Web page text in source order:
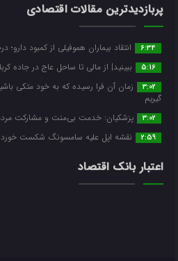
پربازدیدترین مقالات اقتصادی
6:34 انتقاد بیماران هموفیلی از کمبود دارو؛
5:16 ببینید| از مالی تا ساحل عاج در جاده
3:02
زمان آن فرا رسیده که به خود متکی
گیریم
3:02 پزشکیان: خدمت بی‌منت و مشارکت
2:59 نقشه اپل علیه سامسونگ شکست خورد
اعتبار بانک اقتصاد